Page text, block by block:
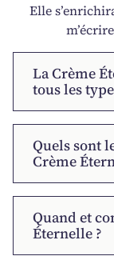
Elle
La Crème
tous les
Quels sont
Crème
Quand et
Éternelle ?